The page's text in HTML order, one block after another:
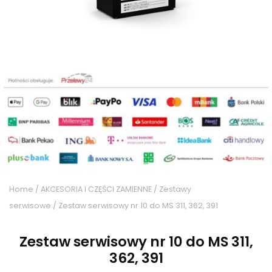
Home / AKCESORIA I CZĘŚCI ZAMIENNE / Zestawy
serwisowe / Zestaw serwisowy nr 10 do MS 311, 362, 391
Zestaw serwisowy nr 10 do MS 311,
362, 391